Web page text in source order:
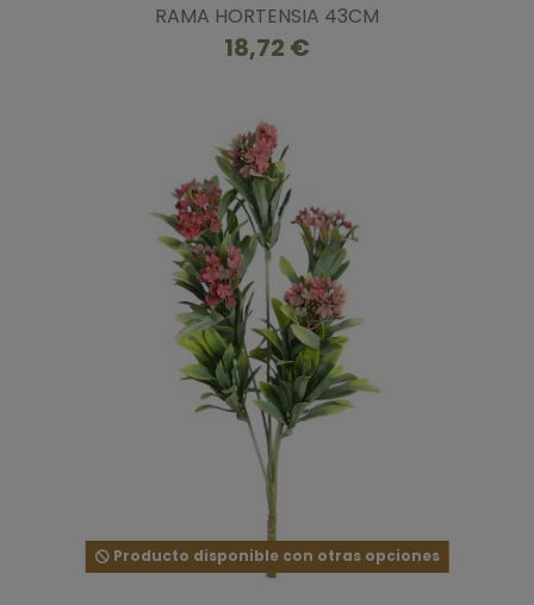
RAMA HORTENSIA 43CM
18,72 €
Producto disponible con otras opciones